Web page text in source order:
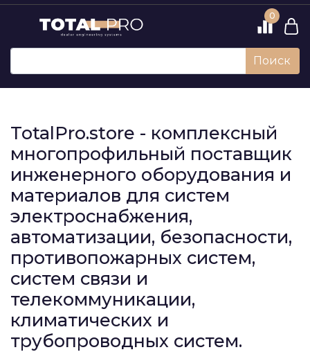
0
Поиск
TotalPro.store - комплексный
многопрофильный поставщик
инженерного оборудования и
материалов для систем
электроснабжения,
автоматизации, безопасности,
противопожарных систем,
систем связи и
телекоммуникации,
климатических и
трубопроводных систем.